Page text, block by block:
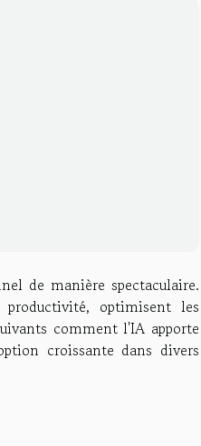
de manière spectaculaire.
productivité, optimisent les
comment l'IA apporte
croissante dans divers